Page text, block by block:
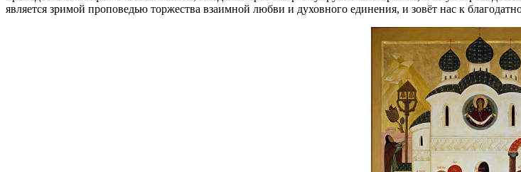
является зримой проповедью торжества взаимной любви и духовного единения, и зовёт нас к